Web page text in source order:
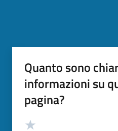
Quanto sono
informazioni su
pagina?
Valutazione